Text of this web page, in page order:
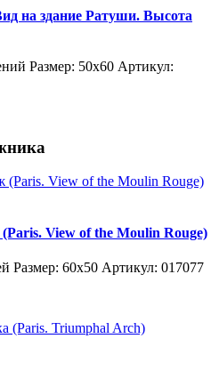
на здание Ратуши. Высота
Размер: 50x60 Артикул:
View of the Moulin Rouge)
Размер: 60x50 Артикул: 017077